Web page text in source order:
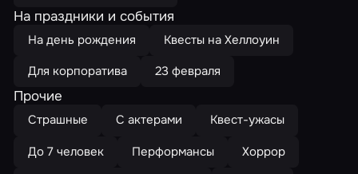
На праздники и события
На день рождения
Квесты на Хеллоуин
Для корпоратива
23 февраля
Прочие
Страшные С актерами
Квест-ужасы
До 7 человек
Перформансы
Хоррор